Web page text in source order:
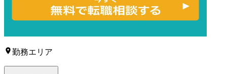
勤務エリア